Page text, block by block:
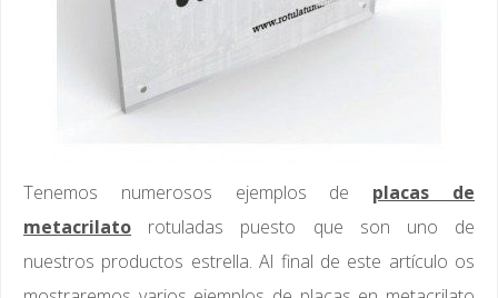
Tenemos numerosos ejemplos de placas de
metacrilato rotuladas puesto que son uno de
nuestros productos estrella. Al final de este artículo os